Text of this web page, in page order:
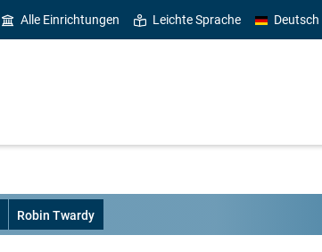
Alle Einrichtungen Leichte Sprache Deutsch
Robin Twardy